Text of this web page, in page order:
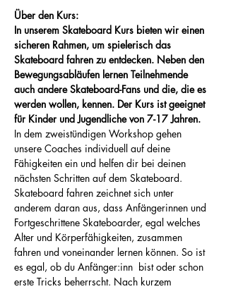
Über den Kurs:
In unserem Skateboard Kurs bieten wir einen
sicheren Rahmen, um spielerisch das
Skateboard fahren zu entdecken. Neben den
Bewegungsabläufen lernen Teilnehmende
auch andere Skateboard-Fans und die, die es
werden wollen, kennen. Der Kurs ist geeignet
für Kinder und Jugendliche von 7-17 Jahren.
In dem zweistündigen Workshop gehen
unsere Coaches individuell auf deine
Fähigkeiten ein und helfen dir bei deinen
nächsten Schritten auf dem Skateboard.
Skateboard fahren zeichnet sich unter
anderem daran aus, dass Anfängerinnen und
Fortgeschrittene Skateboarder, egal welches
Alter und Körperfähigkeiten, zusammen
fahren und voneinander lernen können. So ist
es egal, ob du Anfänger:inn  bist oder schon
erste Tricks beherrscht. Nach kurzem